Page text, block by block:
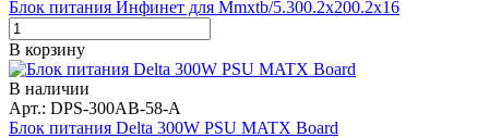
Блок питания Инфинет для Mmxtb/5.300.2x200.2x16
В корзину
В наличии
Арт.: DPS-300AB-58-A
Блок питания Delta 300W PSU MATX Board